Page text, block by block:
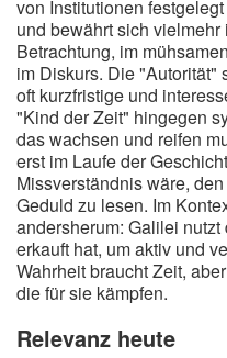
von Institutionen
und bewährt sich
Betrachtung, im
im Diskurs. Die "Autorität"
oft kurzfristige und
"Kind der Zeit" hingegen
das wachsen und reifen
erst im Laufe der
Missverständnis wäre,
Geduld zu lesen. Im
andersherum: Galilei
erkauft hat, um aktiv und
Wahrheit braucht Zeit,
die für sie kämpfen.
Relevanz heute